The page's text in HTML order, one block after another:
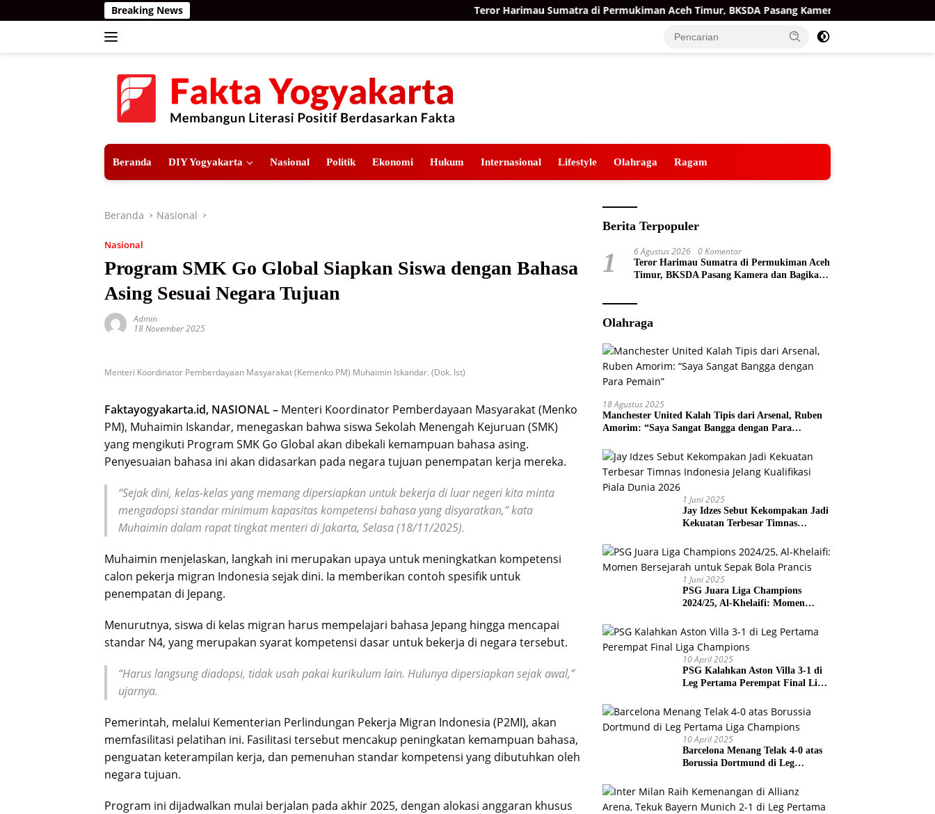
ke
Breaking News Teror Harimau Sumatra di Permukiman Aceh Timur, BKSDA Pasang Kamera dan Bagikan Mercon
Beranda DIY Yogyakarta Nasional Politik Ekonomi Hukum Internasional Lifestyle Olahraga Ragam
Beranda Nasional
Nasional
Program SMK Go Global Siapkan Siswa dengan Bahasa
Asing Sesuai Negara Tujuan
Admin
18 November 2025
Menteri Koordinator Pemberdayaan Masyarakat (Kemenko PM) Muhaimin Iskandar. (Dok. Ist)
Faktayogyakarta.id, NASIONAL – Menteri Koordinator Pemberdayaan Masyarakat (Menko
PM), Muhaimin Iskandar, menegaskan bahwa siswa Sekolah Menengah Kejuruan (SMK)
yang mengikuti Program SMK Go Global akan dibekali kemampuan bahasa asing.
Penyesuaian bahasa ini akan didasarkan pada negara tujuan penempatan kerja mereka.
“Sejak dini, kelas-kelas yang memang dipersiapkan untuk bekerja di luar negeri kita minta
mengadopsi standar minimum kapasitas kompetensi bahasa yang disyaratkan,” kata
Muhaimin dalam rapat tingkat menteri di Jakarta, Selasa (18/11/2025).
Muhaimin menjelaskan, langkah ini merupakan upaya untuk meningkatkan kompetensi
calon pekerja migran Indonesia sejak dini. Ia memberikan contoh spesifik untuk
penempatan di Jepang.
Menurutnya, siswa di kelas migran harus mempelajari bahasa Jepang hingga mencapai
standar N4, yang merupakan syarat kompetensi dasar untuk bekerja di negara tersebut.
“Harus langsung diadopsi, tidak usah pakai kurikulum lain. Hulunya dipersiapkan sejak awal,”
ujarnya.
Pemerintah, melalui Kementerian Perlindungan Pekerja Migran Indonesia (P2MI), akan
memfasilitasi pelatihan ini. Fasilitasi tersebut mencakup peningkatan kemampuan bahasa,
penguatan keterampilan kerja, dan pemenuhan standar kompetensi yang dibutuhkan oleh
negara tujuan.
Program ini dijadwalkan mulai berjalan pada akhir 2025, dengan alokasi anggaran khusus
Berita Terpopuler
1 6 Agustus 2026 0 Komentar
Teror Harimau Sumatra di Permukiman Aceh
Timur, BKSDA Pasang Kamera dan Bagikan
Olahraga
18 Agustus 2025
Manchester United Kalah Tipis dari Arsenal, Ruben
Amorim: “Saya Sangat Bangga dengan Para
1 Juni 2025
Jay Idzes Sebut Kekompakan Jadi
Kekuatan Terbesar Timnas
Dunia 2026
1 Juni 2025
PSG Juara Liga Champions
2024/25, Al-Khelaifi: Momen
Prancis
10 April 2025
PSG Kalahkan Aston Villa 3-1 di
Leg Pertama Perempat Final Liga
10 April 2025
Barcelona Menang Telak 4-0 atas
Borussia Dortmund di Leg